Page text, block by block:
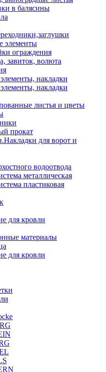
в балясины
элементы
ограждения
завиток, волюта
накладки
накладки
листья и цветы
прокат
для ворот и
водоотвода
металлическая
пластиковая
для кровли
материалы
для кровли